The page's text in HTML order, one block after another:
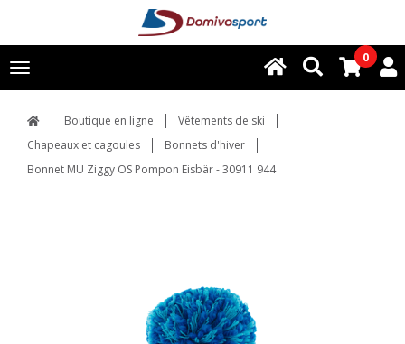
Toggle
navigation
0
Boutique en ligne
Vêtements de ski
Chapeaux et cagoules
Bonnets d'hiver
Bonnet MU Ziggy OS Pompon Eisbär - 30911 944